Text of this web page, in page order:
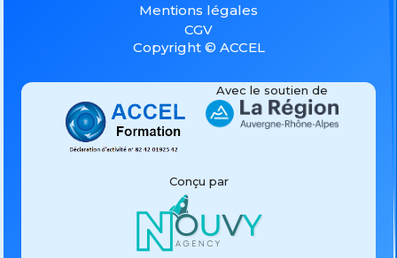
Avec le soutien de
Conçu par
Mentions légales
CGV
Copyright © ACCEL